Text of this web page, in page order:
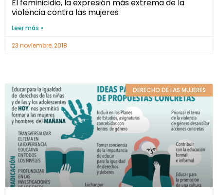
El feminicidio, la expresión más extrema de la
violencia contra las mujeres
Leer más »
23 noviembre, 2018
DERECHO DE LAS MUJERES